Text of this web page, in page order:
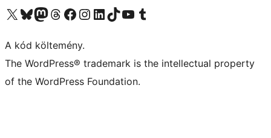
Visit our X (formerly Twitter) account
Visit our Bluesky account
Twitter csatornánk
Visit our Threads account
Facebook oldalunk megtekintése
Visit our Instagram account
Visit our LinkedIn account
Visit our TikTok account
Visit our YouTube channel
Visit our Tumblr account
A kód költemény.
The WordPress® trademark is the intellectual property
of the WordPress Foundation.